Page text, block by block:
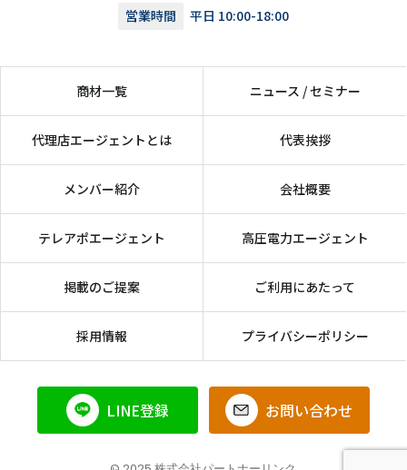
営業時間 平日 10:00-18:00
商材一覧 ニュース / セミナー
代理店エージェントとは 代表挨拶
メンバー紹介 会社概要
テレアポエージェント 高圧電力エージェント
掲載のご提案 ご利用にあたって
採用情報 プライバシーポリシー
LINE登録 お問い合わせ